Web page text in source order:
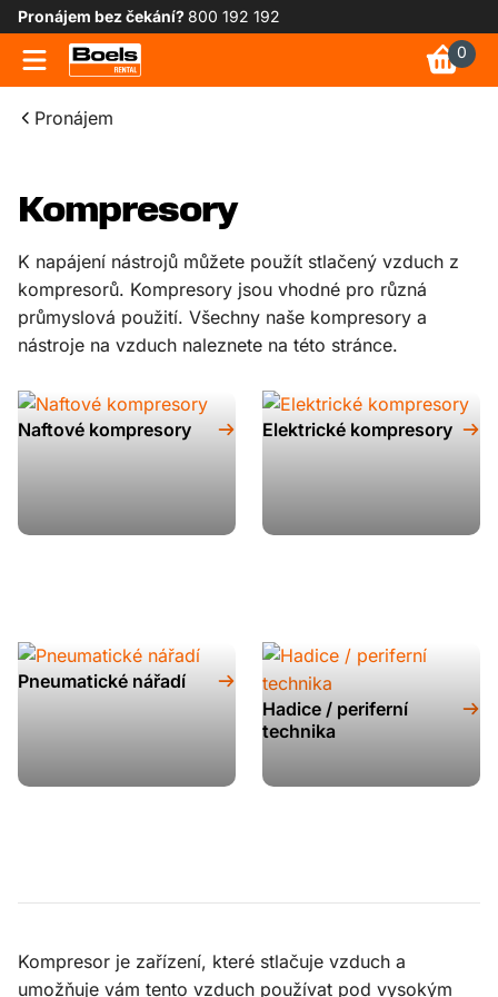
Pronájem bez čekání?800 192 192
0
Pronájem
Kompresory
K napájení nástrojů můžete použít stlačený vzduch z
kompresorů. Kompresory jsou vhodné pro různá
průmyslová použití. Všechny naše kompresory a
nástroje na vzduch naleznete na této stránce.
Naftové kompresory Elektrické kompresory
Pneumatické nářadí
Hadice / periferní
technika
Kompresor je zařízení, které stlačuje vzduch a
umožňuje vám tento vzduch používat pod vysokým